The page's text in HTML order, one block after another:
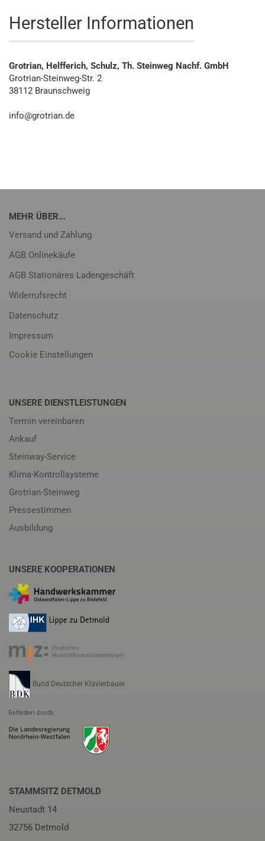
Hersteller Informationen
Grotrian, Helfferich, Schulz, Th. Steinweg Nachf. GmbH
Grotrian-Steinweg-Str. 2
38112 Braunschweig
info@grotrian.de
MEHR ÜBER...
Versand und Zahlung
AGB Onlinekäufe
AGB Stationäres Ladengeschäft
Widerrufsrecht
Datenschutz
Impressum
Cookie Einstellungen
UNSERE DIENSTLEISTUNGEN
Termin vereinbaren
Ankauf
Steinway-Service
Klima-Kontrollsysteme
Grotrian-Steinweg
Pressestimmen
Ausbildung
UNSERE KOOPERATIONEN
Bund Deutscher Klavierbauer
STAMMSITZ DETMOLD
Neustadt 14
32756 Detmold